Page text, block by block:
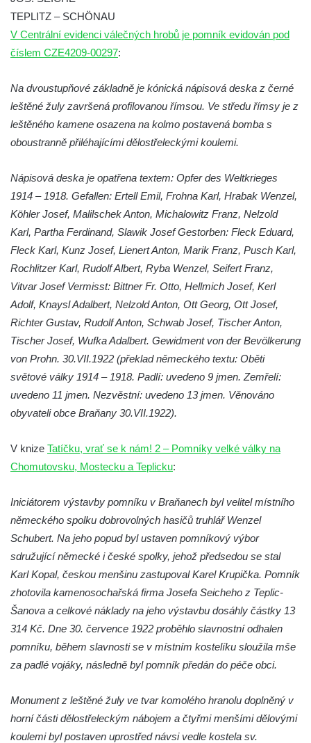
Kenotaf Václava Floriána na hřbitově v
Kenotaf Miloslava Švice na hřbitově v Lužci
nad Vltavou
Hrob Václava Kufnera na hřbitově v Lužci
nad Vltavou
v Lužci nad Vltavou
Kenotaf Alfeda Harnische na hřbitově v
Hrobčicích
Pomník obětem válek v Hrobčicích
Pomník obětem válek v Mirošovicích
Hrob vojáků Rudé armády na hřbitově v
Račicích
Hrob Jiřího Dovhomilji na hřbitově v
Račicích
Hrob Antonína Medáčka na hřbitově v
Hrob Josefa Moravce a Miroslava Moravce
na hřbitově v Dobříni
Pomník obětem 1. světové války v Lužici
Pamětní deska Giuseppe Capella na
hřbitově v Lužici
Kenotaf Emila Miksche na hřbitově v Lužici
Kenotaf Antonína Krause na hřbitově v
Lužici
Pomník vojákům Rudé armády na hřbitově
v Kozlech
Pomník obětem 2. světové války v parku
Walthera von der Vogelweide v Duchcově
TEPLITZ – SCHÖNAU
V Centrální evidenci válečných hrobů je pomník evidován pod
číslem CZE4209-00297:
Na dvoustupňové základně je kónická nápisová deska z černé
leštěné žuly završená profilovanou římsou. Ve středu římsy je z
leštěného kamene osazena na kolmo postavená bomba s
oboustranně přiléhajícími dělostřeleckými koulemi.
Nápisová deska je opatřena textem: Opfer des Weltkrieges
1914 – 1918. Gefallen: Ertell Emil, Frohna Karl, Hrabak Wenzel,
Köhler Josef, Malilschek Anton, Michalowitz Franz, Nelzold
Karl, Partha Ferdinand, Slawik Josef Gestorben: Fleck Eduard,
Fleck Karl, Kunz Josef, Lienert Anton, Marik Franz, Pusch Karl,
Rochlitzer Karl, Rudolf Albert, Ryba Wenzel, Seifert Franz,
Vitvar Josef Vermisst: Bittner Fr. Otto, Hellmich Josef, Kerl
Adolf, Knaysl Adalbert, Nelzold Anton, Ott Georg, Ott Josef,
Richter Gustav, Rudolf Anton, Schwab Josef, Tischer Anton,
Tischer Josef, Wufka Adalbert. Gewidment von der Bevölkerung
von Prohn. 30.VII.1922 (překlad německého textu: Oběti
světové války 1914 – 1918. Padlí: uvedeno 9 jmen. Zemřelí:
uvedeno 11 jmen. Nezvěstní: uvedeno 13 jmen. Věnováno
obyvateli obce Braňany 30.VII.1922).
V knize Tatíčku, vrať se k nám! 2 – Pomníky velké války na
Chomutovsku, Mostecku a Teplicku:
Iniciátorem výstavby pomníku v Braňanech byl velitel místního
německého spolku dobrovolných hasičů truhlář Wenzel
Schubert. Na jeho popud byl ustaven pomníkový výbor
sdružující německé i české spolky, jehož předsedou se stal
Karl Kopal, českou menšinu zastupoval Karel Krupička. Pomník
zhotovila kamenosochařská firma Josefa Seicheho z Teplic-
Šanova a celkové náklady na jeho výstavbu dosáhly částky 13
314 Kč. Dne 30. července 1922 proběhlo slavnostní odhalen
pomníku, během slavnosti se v místním kostelíku sloužila mše
za padlé vojáky, následně byl pomník předán do péče obci.
Monument z leštěné žuly ve tvar komolého hranolu doplněný v
horní části dělostřeleckým nábojem a čtyřmi menšími dělovými
koulemi byl postaven uprostřed návsi vedle kostela sv.